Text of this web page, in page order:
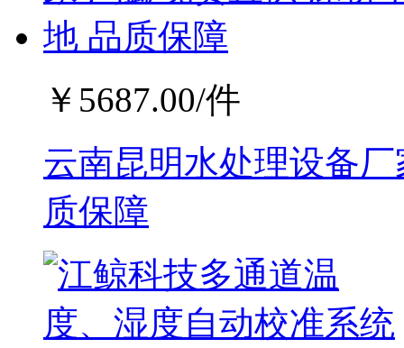
￥ 5687.00/件
云南昆明水处理设备
质保障